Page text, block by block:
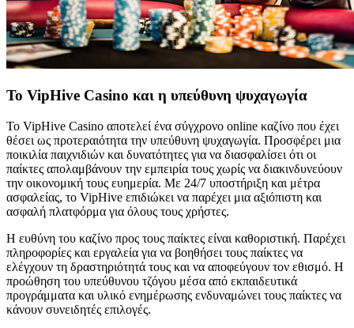
Το VipHive Casino και η υπεύθυνη ψυχαγωγία
Το VipHive Casino αποτελεί ένα σύγχρονο online καζίνο που έχει
θέσει ως προτεραιότητα την υπεύθυνη ψυχαγωγία. Προσφέρει μια
ποικιλία παιχνιδιών και δυνατότητες για να διασφαλίσει ότι οι
παίκτες απολαμβάνουν την εμπειρία τους χωρίς να διακινδυνεύουν
την οικονομική τους ευημερία. Με 24/7 υποστήριξη και μέτρα
ασφαλείας, το VipHive επιδιώκει να παρέχει μια αξιόπιστη και
ασφαλή πλατφόρμα για όλους τους χρήστες.
Η ευθύνη του καζίνο προς τους παίκτες είναι καθοριστική. Παρέχει
πληροφορίες και εργαλεία για να βοηθήσει τους παίκτες να
ελέγχουν τη δραστηριότητά τους και να αποφεύγουν τον εθισμό. Η
προώθηση του υπεύθυνου τζόγου μέσα από εκπαιδευτικά
προγράμματα και υλικό ενημέρωσης ενδυναμώνει τους παίκτες να
κάνουν συνειδητές επιλογές.